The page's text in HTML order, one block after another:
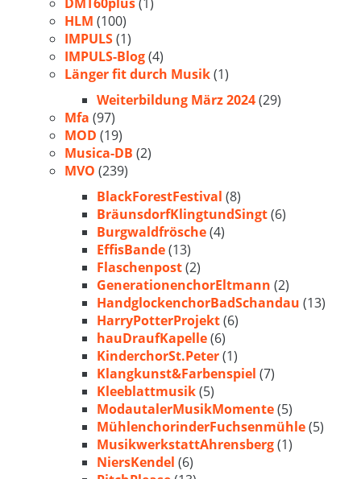
HLM (100)
IMPULS(1)
IMPULS-Blog(4)
Länger fit durch Musik(1)
Weiterbildung März 2024(29)
Mfa (97)
MOD (19)
Musica-DB (2)
MVO (239)
BlackForestFestival (8)
BräunsdorfKlingtundSingt(6)
Burgwaldfrösche(4)
EffisBande(13)
Flaschenpost(2)
GenerationenchorEltmann (2)
HandglockenchorBadSchandau (13)
HarryPotterProjekt(6)
hauDraufKapelle(6)
KinderchorSt.Peter(1)
Klangkunst&Farbenspiel (7)
Kleeblattmusik(5)
ModautalerMusikMomente(5)
MühlenchorinderFuchsenmühle(5)
MusikwerkstattAhrensberg(1)
NiersKendel (6)